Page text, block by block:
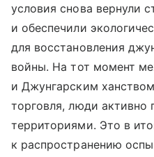
условия снова вернули
и обеспечили
для восстановления
войны. На тот момент
и Джунгарским
торговля, люди
территориями. Это в
к распространению